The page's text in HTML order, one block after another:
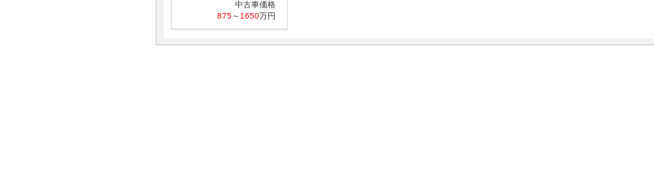
中古車価格
875～ 1650万円